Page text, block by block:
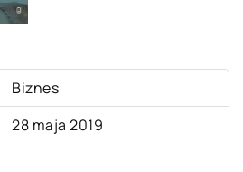
Biznes
28 maja 2019